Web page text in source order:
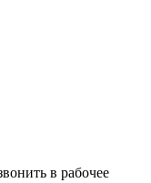
в рабочее